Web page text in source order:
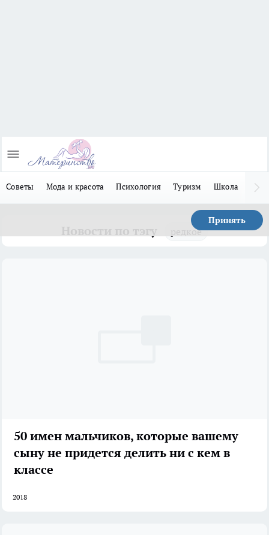
Советы Мода и красота Психология Туризм Школа
Принять
редкое
50 имен мальчиков, которые вашему
сыну не придется делить ни с кем в
классе
2018